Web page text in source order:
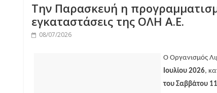
Την Παρασκευή η
εγκαταστάσεις της ΟΛΗ Α.Ε.
08/07/2026
Ο Οργανισμός
Ιουλίου 2026,
του Σαββάτου